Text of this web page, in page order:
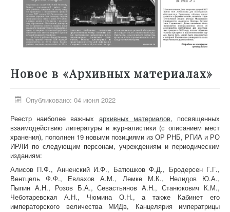
Новое в «Архивных материалах»
Опубликовано: 04 июня 2022
Реестр наиболее важных архивных материалов, посвященных
взаимодействию литературы и журналистики (с описанием мест
хранения), пополнен 19 новыми позициями из ОР РНБ, РГИА и РО
ИРЛИ по следующим персонам, учреждениям и периодическим
изданиям:
Алисов П.Ф., Анненский И.Ф., Батюшков Ф.Д., Бродерсен Г.Г.,
Вентцель Ф.Ф., Евлахов А.М., Лемке М.К., Нелидов Ю.А.,
Пыпин А.Н., Розов Б.А., Севастьянов А.Н., Станюкович К.М.,
Чеботаревская А.Н., Чюмина О.Н., а также Кабинет его
императорского величества МИДв, Канцелярия императрицы